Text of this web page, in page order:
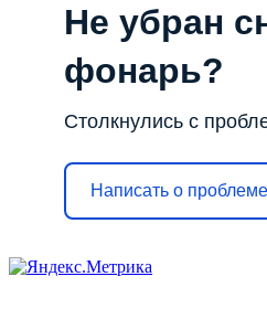
Не убран
фонарь?
Столкнулись с
Написать о проблеме